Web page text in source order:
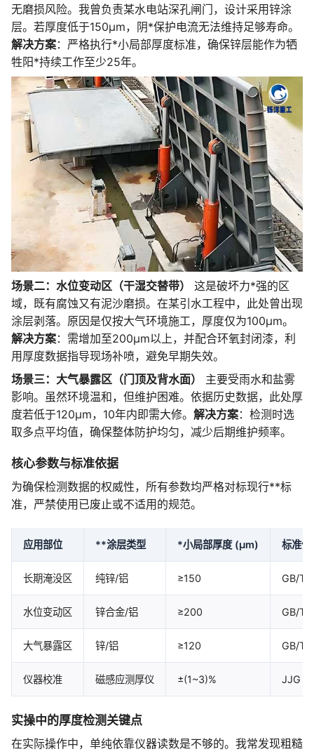
无磨损风险。我曾负责某水电站深孔闸门，设计采用锌涂
层。若厚度低于150μm，阴*保护电流无法维持足够寿命。
解决方案：严格执行*小局部厚度标准，确保锌层能作为牺
牲阳*持续工作至少25年。
场景二：水位变动区（干湿交替带）
这是破坏力*强的区
域，既有腐蚀又有泥沙磨损。在某引水工程中，此处曾出现
涂层剥落。原因是仅按大气环境施工，厚度仅为100μm。
解决方案：需增加至200μm以上，并配合环氧封闭漆，利
用厚度数据指导现场补喷，避免早期失效。
场景三：大气暴露区（门顶及背水面）
主要受雨水和盐雾
影响。虽然环境温和，但维护困难。依据历史数据，此处厚
度若低于120μm，10年内即需大修。 解决方案：检测时选
取多点平均值，确保整体防护均匀，减少后期维护频率。
核心参数与标准依据
为确保检测数据的权威性，所有参数均严格对标现行**标
准，严禁使用已废止或不适用的规范。
应用部位 **涂层类型 *小局部厚度 (μm) 标准依
长期淹没区 纯锌/铝 ≥150 GB/T
水位变动区 锌合金/铝 ≥200 GB/T
大气暴露区 锌/铝 ≥120 GB/T
仪器校准 磁感应测厚仪 ±(1~3)% JJG
实操中的厚度检测关键点
在实际操作中，单纯依靠仪器读数是不够的。我常发现粗糙